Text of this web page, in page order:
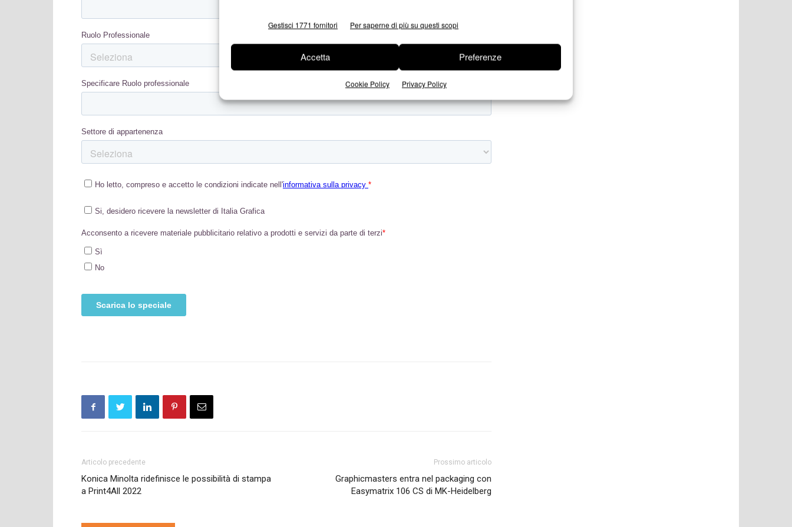
Gestisci 1771 fornitori Per saperne di più su questi scopi
Accetta Preferenze
Cookie Policy Privacy Policy
Articolo precedente
Konica Minolta ridefinisce le possibilità di stampa
a Print4All 2022
Prossimo articolo
Graphicmasters entra nel packaging con
Easymatrix 106 CS di MK-Heidelberg